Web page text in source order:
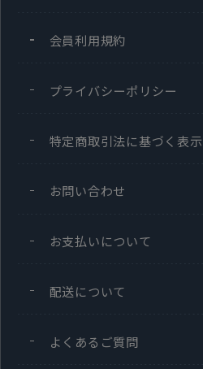
会員利用規約
プライバシーポリシー
特定商取引法に基づく表示
お問い合わせ
お支払いについて
配送について
よくあるご質問